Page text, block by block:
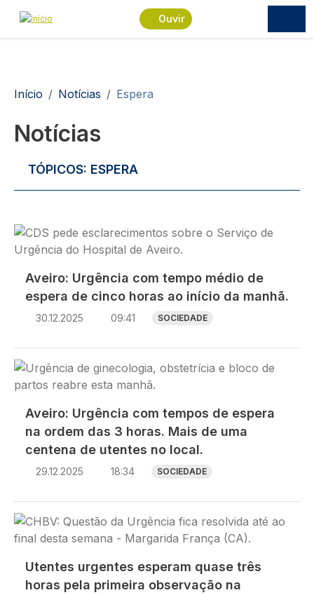
Passar para o conteúdo principal
Ouvir
Navegação estrutural
Início Notícias Espera
Notícias
TÓPICOS: ESPERA
Imagem
Aveiro: Urgência com tempo médio de
espera de cinco horas ao início da manhã.
30.12.2025 09:41 SOCIEDADE
Imagem
Aveiro: Urgência com tempos de espera
na ordem das 3 horas. Mais de uma
centena de utentes no local.
29.12.2025 18:34 SOCIEDADE
Imagem
Utentes urgentes esperam quase três
horas pela primeira observação na